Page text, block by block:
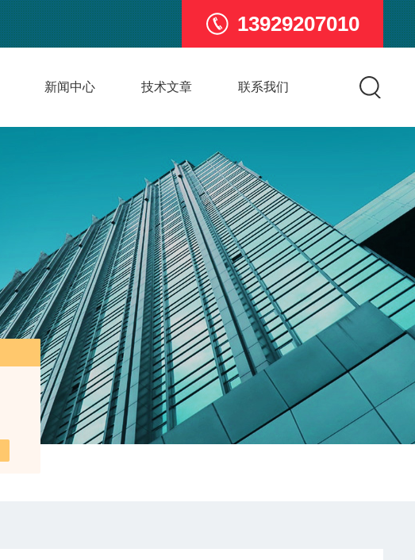
13929207010
新闻中心 技术文章 联系我们